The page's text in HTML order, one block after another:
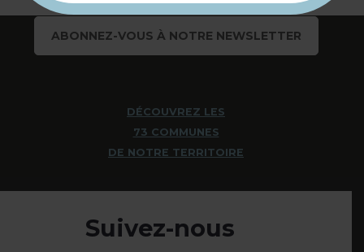
ABONNEZ-VOUS À NOTRE NEWSLETTER
DÉCOUVREZ LES
73 COMMUNES
DE NOTRE TERRITOIRE
Suivez-nous